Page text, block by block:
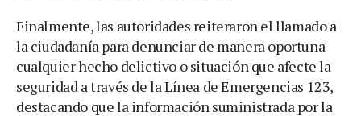
Finalmente, las autoridades reiteraron el llamado a
la ciudadanía para denunciar de manera oportuna
cualquier hecho delictivo o situación que afecte la
seguridad a través de la Línea de Emergencias 123,
destacando que la información suministrada por la